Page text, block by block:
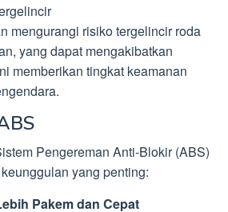
mengurangi risiko tergelincir roda
yang dapat mengakibatkan
memberikan tingkat keamanan
Pengereman Anti-Blokir (ABS)
yang penting:
Pakem dan Cepat